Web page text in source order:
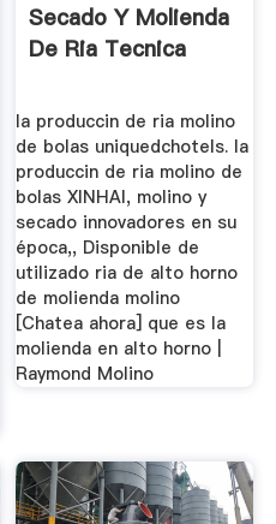
Secado Y Molienda
De Ria Tecnica
la produccin de ria molino
de bolas uniquedchotels. la
produccin de ria molino de
bolas XINHAI, molino y
secado innovadores en su
época,, Disponible de
utilizado ria de alto horno
de molienda molino
[Chatea ahora] que es la
molienda en alto horno |
Raymond Molino